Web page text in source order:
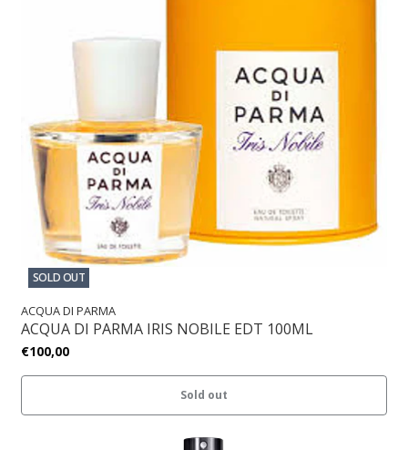
SOLD OUT
ACQUA DI PARMA
ACQUA DI PARMA IRIS NOBILE EDT 100ML
€100,00
Sold out